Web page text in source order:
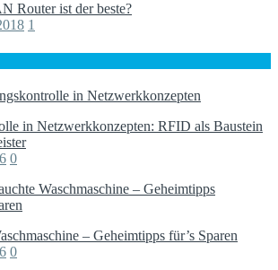
Router ist der beste?
1
in Netzwerkkonzepten: RFID als Baustein
0
– Geheimtipps für’s Sparen
0